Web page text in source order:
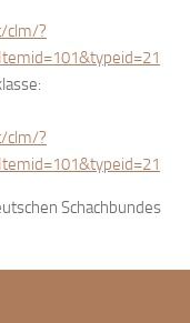
clm/?
clm/?
Schachbundes